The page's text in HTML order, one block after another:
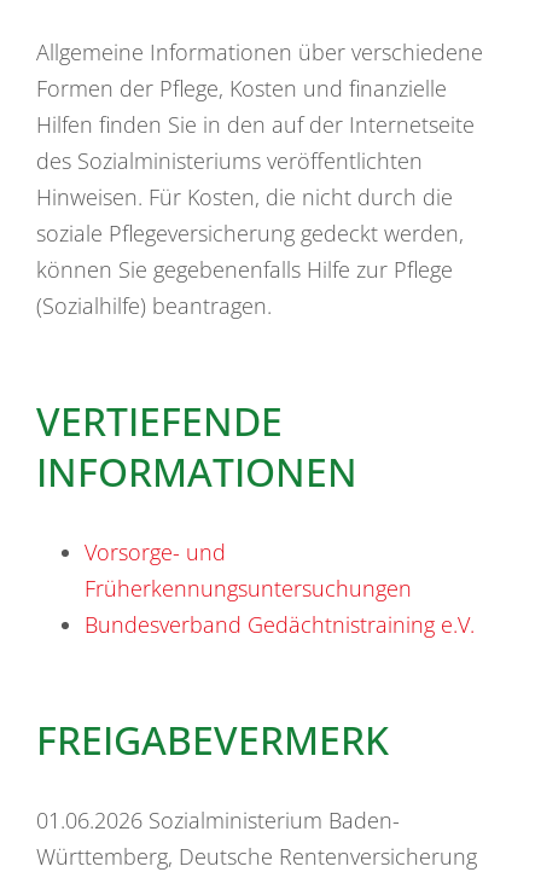
Allgemeine Informationen über verschiedene
Formen der Pflege, Kosten und finanzielle
Hilfen finden Sie in den auf der Internetseite
des Sozialministeriums veröffentlichten
Hinweisen. Für Kosten, die nicht durch die
soziale Pflegeversicherung gedeckt werden,
können Sie gegebenenfalls Hilfe zur Pflege
(Sozialhilfe) beantragen.
VERTIEFENDE
INFORMATIONEN
Vorsorge- und
Früherkennungsuntersuchungen
Bundesverband Gedächtnistraining e.V.
FREIGABEVERMERK
01.06.2026 Sozialministerium Baden-
Württemberg, Deutsche Rentenversicherung